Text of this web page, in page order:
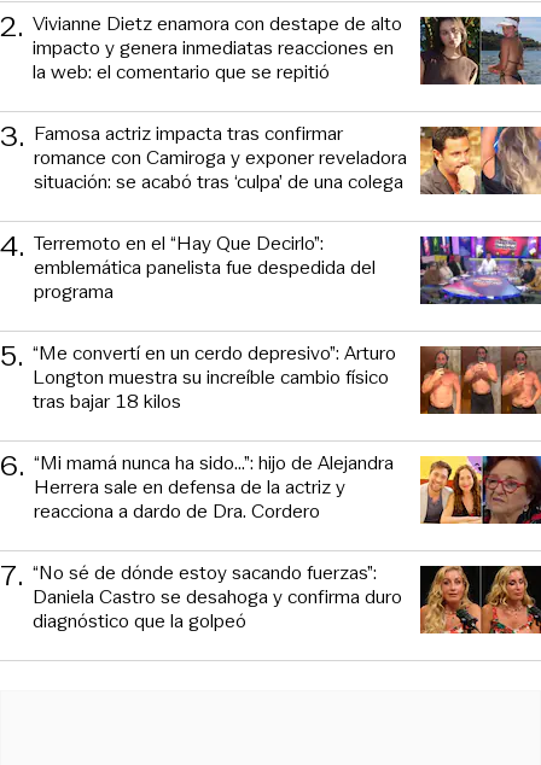
2. Vivianne Dietz enamora con destape de alto
impacto y genera inmediatas reacciones en
la web: el comentario que se repitió
3. Famosa actriz impacta tras confirmar
romance con Camiroga y exponer reveladora
situación: se acabó tras ‘culpa’ de una colega
4. Terremoto en el “Hay Que Decirlo”:
emblemática panelista fue despedida del
programa
5. “Me convertí en un cerdo depresivo”: Arturo
Longton muestra su increíble cambio físico
tras bajar 18 kilos
6. “Mi mamá nunca ha sido...”: hijo de Alejandra
Herrera sale en defensa de la actriz y
reacciona a dardo de Dra. Cordero
7. “No sé de dónde estoy sacando fuerzas”:
Daniela Castro se desahoga y confirma duro
diagnóstico que la golpeó